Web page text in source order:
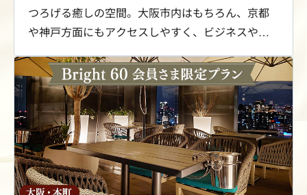
つろげる癒しの空間。大阪市内はもちろん、京都
や神戸方面にもアクセスしやすく、ビジネスやシ